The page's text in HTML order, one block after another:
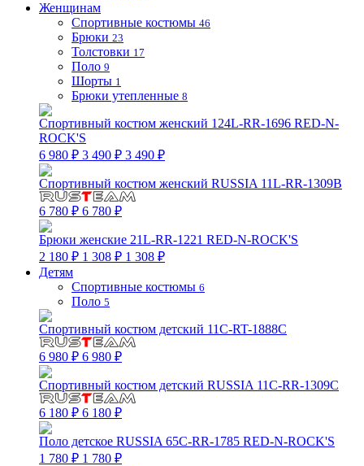
Женщинам
Спортивные костюмы 46
Брюки 23
Толстовки 17
Поло 9
Шорты 1
Брюки утепленные 8
Спортивный костюм женский 124L-RR-1696 RED-N-
ROCK'S
6 980 ₽ 3 490 ₽ 3 490 ₽
Спортивный костюм женский RUSSIA 11L-RR-1309B
6 780 ₽ 6 780 ₽
Брюки женские 21L-RR-1221 RED-N-ROCK'S
2 180 ₽ 1 308 ₽ 1 308 ₽
Детям
Спортивные костюмы 6
Поло 5
Спортивный костюм детский 11C-RT-1888C
6 980 ₽ 6 980 ₽
Спортивный костюм детский RUSSIA 11C-RR-1309C
6 180 ₽ 6 180 ₽
Поло детское RUSSIA 65C-RR-1785 RED-N-ROCK'S
1 780 ₽ 1 780 ₽